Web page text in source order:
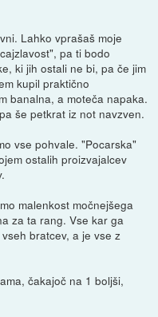
Lahko vprašaš moje
pa ti bodo
ki jih ostali ne bi, pa če jim
kupil praktično
banalna, a moteča napaka.
še petkrat iz not navzven.
vse pohvale. "Pocarska"
ostalih proizvajalcev
malenkost močnejšega
za ta rang. Vse kar ga
bratcev, a je vse z
čakajoč na 1 boljši,